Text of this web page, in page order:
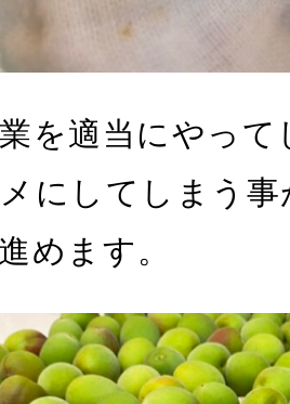
を適当にやっ
にしてしまう
めます。